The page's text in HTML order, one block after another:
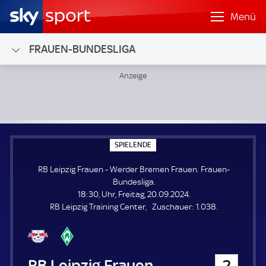
Menü
FRAUEN-BUNDESLIGA
SPIELENDE
P
E
E
N
D
E
RB Leipzig Frauen - Werder Bremen Frauen. Frauen-
Bundesliga.
18:30, Uhr, Freitag, 20.09.2024.
RB Leipzig Training Center
Zuschauer: Z1.038.